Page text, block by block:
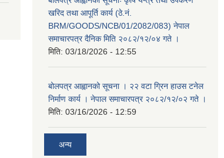
खरिद तथा आपूर्ति कार्य (ठे.नं.
BRM/GOODS/NCB/01/2082/083) नेपाल
समाचारपत्र दैनिक मिति २०८२/१२/०४ गते ।
मिति: 03/18/2026 - 12:55
बोलपत्र आह्वानको सूचना । २२ वटा ग्रिन हाउस टनेल
निर्माण कार्य । नेपाल समाचारपत्र २०८२/१२/०२ गते ।
मिति: 03/16/2026 - 12:59
अन्य